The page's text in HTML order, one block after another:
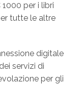
per i libri
tutte le altre
digitale
servizi di
per gli